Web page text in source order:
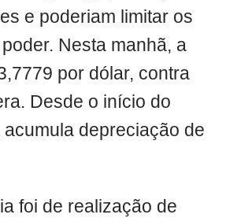
e poderiam limitar os
Nesta manhã, a
por dólar, contra
Desde o início do
depreciação de
foi de realização de